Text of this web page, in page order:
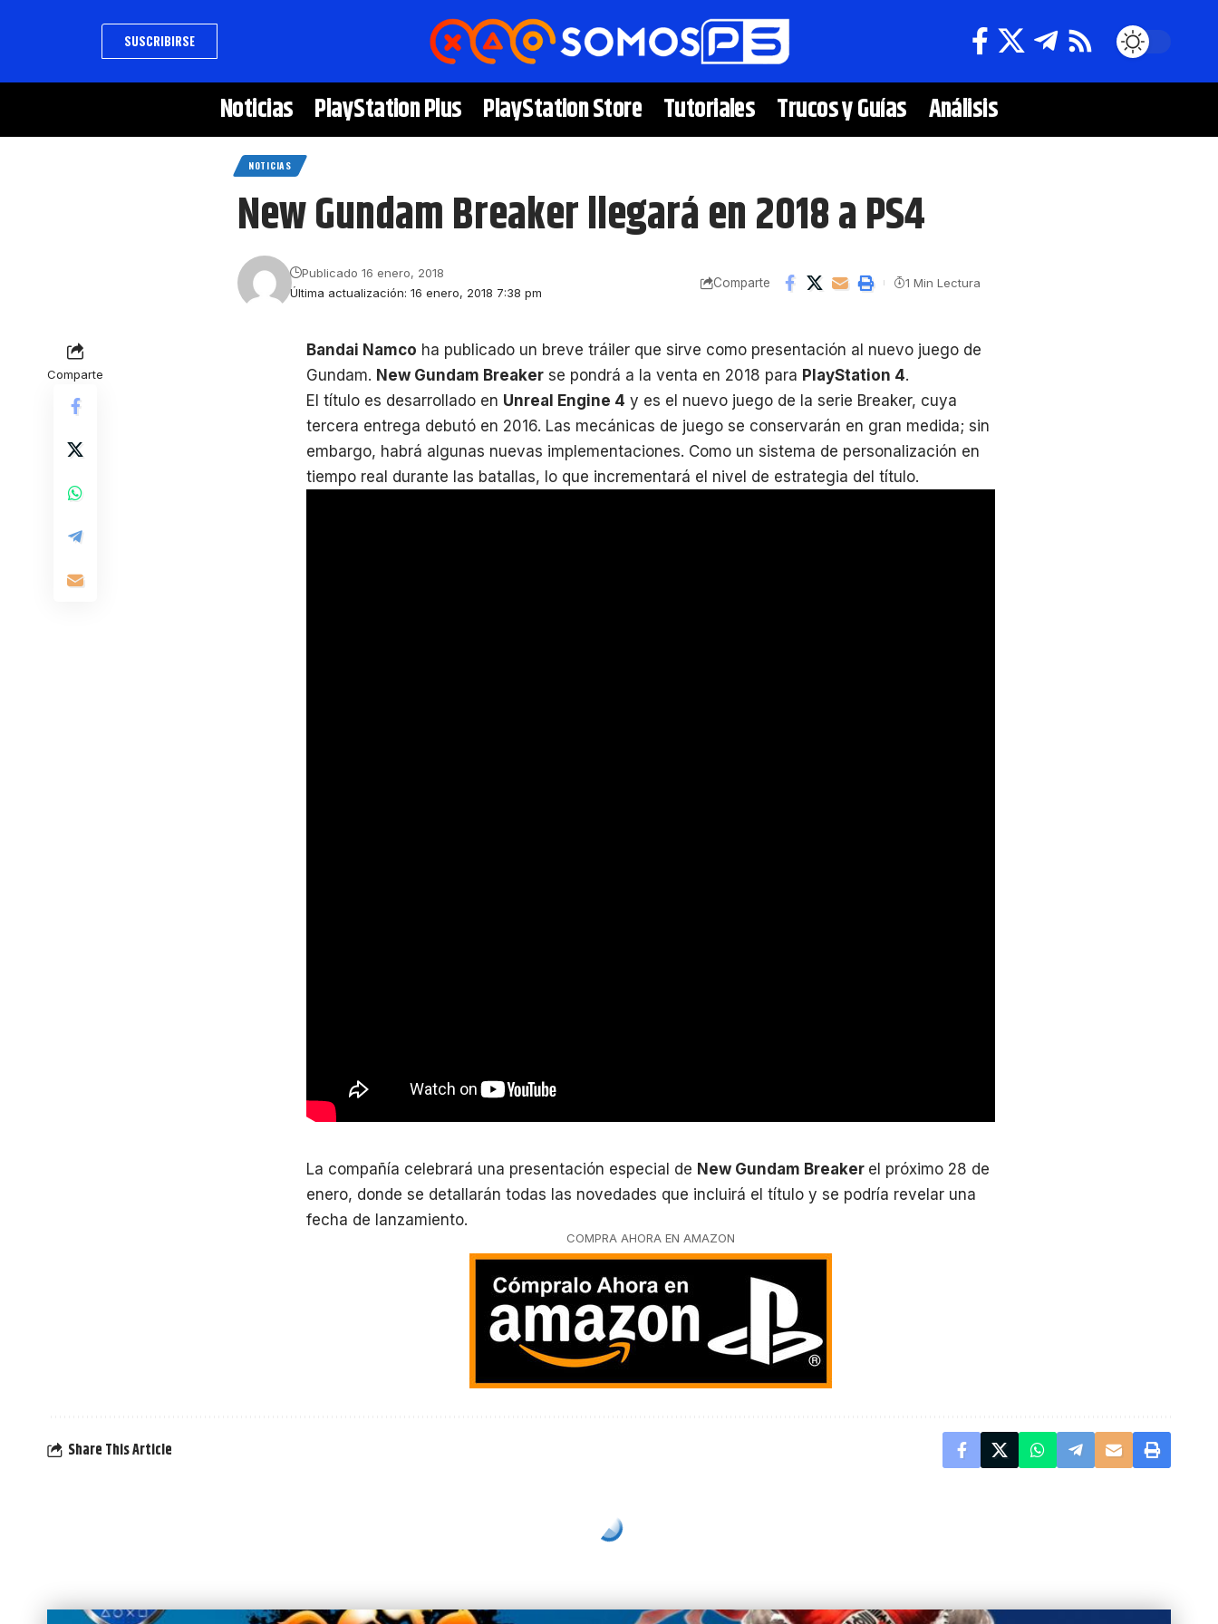
SUSCRIBIRSE
Noticias PlayStation Plus PlayStation Store Tutoriales Trucos y Guías Análisis
NOTICIAS
New Gundam Breaker llegará en 2018 a PS4
Última actualización: 16 enero, 2018 7:38 pm
Publicado 16 enero, 2018
Comparte 1 Min Lectura
Comparte
Bandai Namco ha publicado un breve tráiler que sirve como presentación al nuevo juego de
Gundam. New Gundam Breaker se pondrá a la venta en 2018 para PlayStation 4.
El título es desarrollado en Unreal Engine 4 y es el nuevo juego de la serie Breaker, cuya
tercera entrega debutó en 2016. Las mecánicas de juego se conservarán en gran medida; sin
embargo, habrá algunas nuevas implementaciones. Como un sistema de personalización en
tiempo real durante las batallas, lo que incrementará el nivel de estrategia del título.
La compañía celebrará una presentación especial de New Gundam Breaker el próximo 28 de
enero, donde se detallarán todas las novedades que incluirá el título y se podría revelar una
fecha de lanzamiento.
COMPRA AHORA EN AMAZON
Share This Article